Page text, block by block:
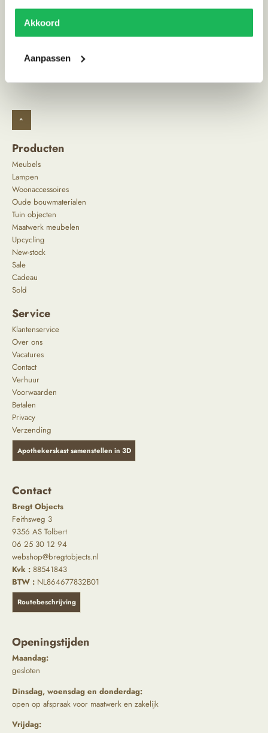
Akkoord
Aanpassen
Alternatieve producten
^
Producten
Meubels
Lampen
Woonaccessoires
Oude bouwmaterialen
Tuin objecten
Maatwerk meubelen
Upcycling
New-stock
Sale
Cadeau
Sold
Service
Klantenservice
Over ons
Vacatures
Contact
Verhuur
Voorwaarden
Betalen
Privacy
Verzending
Apothekerskast samenstellen in 3D
Contact
Bregt Objects
Feithsweg 3
9356 AS Tolbert
06 25 30 12 94
webshop@bregtobjects.nl
Kvk : 88541843
BTW : NL864677832B01
Routebeschrijving
Openingstijden
Maandag:
gesloten
Dinsdag, woensdag en donderdag:
open op afspraak voor maatwerk en zakelijk
Vrijdag: